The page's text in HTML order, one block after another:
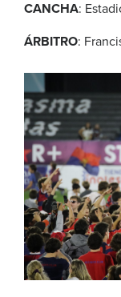
CANCHA:
ÁRBITRO: